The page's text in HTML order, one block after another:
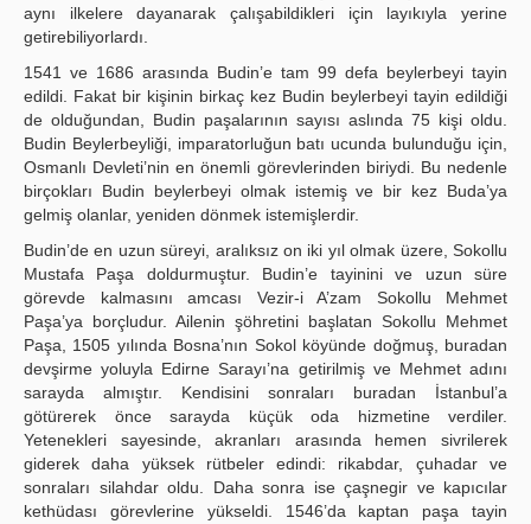
aynı ilkelere dayanarak çalışabildikleri için layıkıyla yerine
getirebiliyorlardı.
1541 ve 1686 arasında Budin’e tam 99 defa beylerbeyi tayin
edildi. Fakat bir kişinin birkaç kez Budin beylerbeyi tayin edildiği
de olduğundan, Budin paşalarının sayısı aslında 75 kişi oldu.
Budin Beylerbeyliği, imparatorluğun batı ucunda bulunduğu için,
Osmanlı Devleti’nin en önemli görevlerinden biriydi. Bu nedenle
birçokları Budin beylerbeyi olmak istemiş ve bir kez Buda’ya
gelmiş olanlar, yeniden dönmek istemişlerdir.
Budin’de en uzun süreyi, aralıksız on iki yıl olmak üzere, Sokollu
Mustafa Paşa doldurmuştur. Budin’e tayinini ve uzun süre
görevde kalmasını amcası Vezir-i A’zam Sokollu Mehmet
Paşa’ya borçludur. Ailenin şöhretini başlatan Sokollu Mehmet
Paşa, 1505 yılında Bosna’nın Sokol köyünde doğmuş, buradan
devşirme yoluyla Edirne Sarayı’na getirilmiş ve Mehmet adını
sarayda almıştır. Kendisini sonraları buradan İstanbul’a
götürerek önce sarayda küçük oda hizmetine verdiler.
Yetenekleri sayesinde, akranları arasında hemen sivrilerek
giderek daha yüksek rütbeler edindi: rikabdar, çuhadar ve
sonraları silahdar oldu. Daha sonra ise çaşnegir ve kapıcılar
kethüdası görevlerine yükseldi. 1546’da kaptan paşa tayin